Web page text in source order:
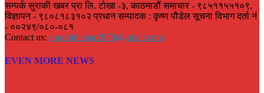
सम्पर्क सुराकी खबर प्रा लि. टोखा -३, काठमाडौं समाचार - ९८५११५५१०९,
विज्ञापन - ९८०८१८३१०२ प्रधान सम्पादक : कृष्ण पौडेल सूचना विभाग दर्ता नं
- ००२४९/०८०-०८१
Contact us: surakikhabar2078@gmail.com
EVEN MORE NEWS